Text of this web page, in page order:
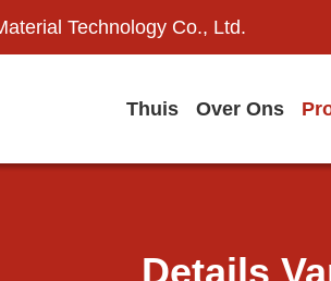
Technology Co., Ltd.
Thuis Over Ons
Details